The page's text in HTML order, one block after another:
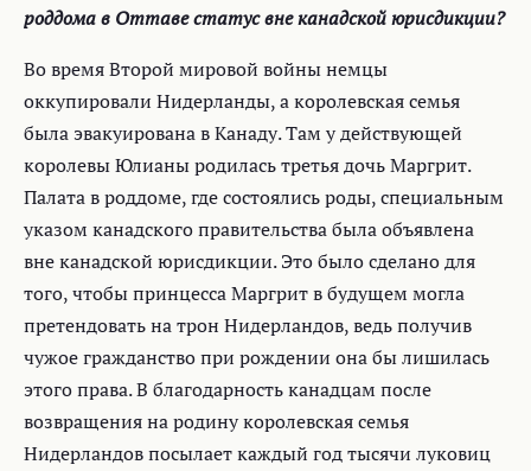
роддома в Оттаве статус вне канадской юрисдикции?
Во время Второй мировой войны немцы
оккупировали Нидерланды, а королевская семья
была эвакуирована в Канаду. Там у действующей
королевы Юлианы родилась третья дочь Маргрит.
Палата в роддоме, где состоялись роды, специальным
указом канадского правительства была объявлена
вне канадской юрисдикции. Это было сделано для
того, чтобы принцесса Маргрит в будущем могла
претендовать на трон Нидерландов, ведь получив
чужое гражданство при рождении она бы лишилась
этого права. В благодарность канадцам после
возвращения на родину королевская семья
Нидерландов посылает каждый год тысячи луковиц